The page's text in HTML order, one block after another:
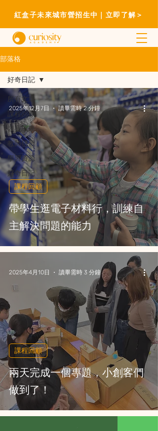
紅盒子未來城市營招生中｜立即了解＞
部落格
所有文章
課程回顧
競賽成果
教師研習
學習資源
好奇日記
好奇日記
帶學生逛電子材料行，訓練自
主解決問題的能力
課程回顧
2025年12月7日 讀畢需時 2 分鐘
兩天完成一個專題，小創客們
做到了！
課程回顧
2025年4月10日 讀畢需時 3 分鐘